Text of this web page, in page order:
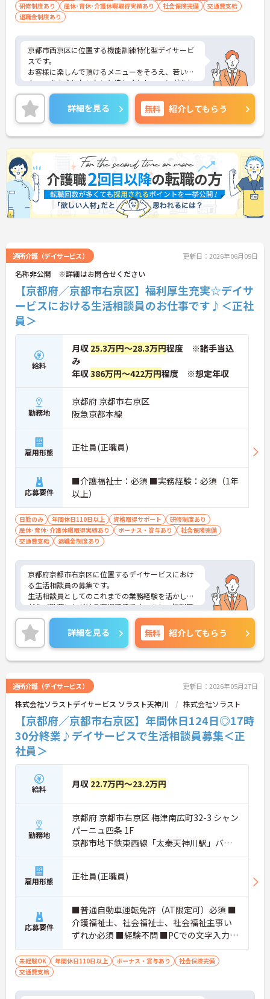
研修制度あり
産休･育休･介護休暇取得実績あり 社会保険完備
交通費支給
退職金制度あり
京都市西京区に位置する機能訓練特化型デイサービ
スです。
お客様に楽しんで頂けるメニューをそろえ、若いス
タッフを中心にわいわいと楽しくトレーニングをし
ています。
ご興味ある方には、面接対策ポイントなど、さらに
詳細をお話しいたしますのでお気軽にご相談くださ
い！
詳細を見る 無料 紹介してもらう
通所介護（デイサービス） 更新日：2026年06月09日
名称非公開 ※詳細はお問合せください
【京都府／京都市右京区】福利厚生充実☆デイサ
ービスにおける生活相談員のお仕事です♪＜正社
員＞
給料
月収 25.3万円～28.3万円程度 ※諸手当込
み
年収386万円～422万円程度 ※想定年収
勤務地
京都府 京都市右京区
阪急京都本線
雇用形態 正社員(正職員)
応募要件
■介護福祉士：必須 ■実務経験：必須（1年
以上）
日勤のみ 年間休日110日以上 資格取得サポート
研修制度あり
産休･育休･介護休暇取得実績あり
ボーナス・賞与あり
社会保険完備
交通費支給
退職金制度あり
京都府京都市右京区に位置するデイサービスにおけ
る生活相談員の募集です。
生活相談員としてのこれまでの業務経験を活かしな
がらご勤務いただける職場環境です。また、福利厚
生が充実しています。働きやすい環境が整ってお
り、長くご勤務いただけます。
ご興味のある方には、面接対策ポイントなど、さら
に詳細をお話しいたしますのでお気軽にご相談くだ
さい！
詳細を見る 無料 紹介してもらう
通所介護（デイサービス） 更新日：2026年05月27日
株式会社ソラストデイサービス ソラスト天神川 株式会社ソラスト
【京都府／京都市右京区】年間休日124日◎17時
30分終業♪デイサービスで生活相談員募集＜正
社員＞
給料 月収 22.7万円～23.2万円
勤務地
京都府 京都市右京区 梅津南広町32-3 シャン
パーニュ四条 1F
京都市地下鉄東西線「太秦天神川駅」バ
ス・車8分
雇用形態 正社員(正職員)
応募要件
■普通自動車運転免許（AT限定可）必須 ■
介護福祉士、社会福祉士、社会福祉主事い
ずれか必須 ■経験不問 ■PCでの文字入力ス
キルあれば尚可
未経験OK 年間休日110日以上 ボーナス・賞与あり
社会保険完備
交通費支給